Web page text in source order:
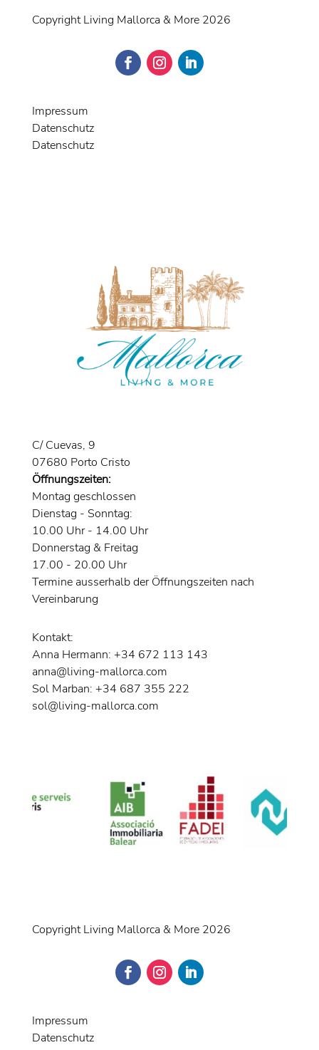
Copyright Living Mallorca & More 2026
Impressum
Datenschutz
Datenschutz
C/ Cuevas, 9
07680 Porto Cristo
Öffnungszeiten:
Montag geschlossen
Dienstag - Sonntag:
10.00 Uhr - 14.00 Uhr
Donnerstag & Freitag
17.00 - 20.00 Uhr
Termine ausserhalb der Öffnungszeiten nach
Vereinbarung
Kontakt:
Anna Hermann: +34 672 113 143
anna@living-mallorca.com
Sol Marban: +34 687 355 222
sol@living-mallorca.com
Copyright Living Mallorca & More 2026
Impressum
Datenschutz